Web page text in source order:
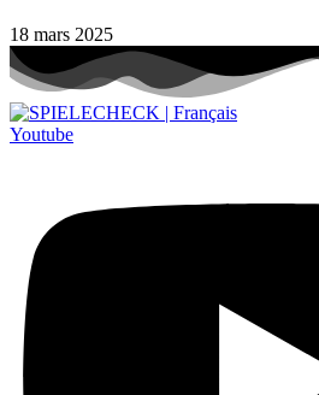
18 mars 2025
Youtube